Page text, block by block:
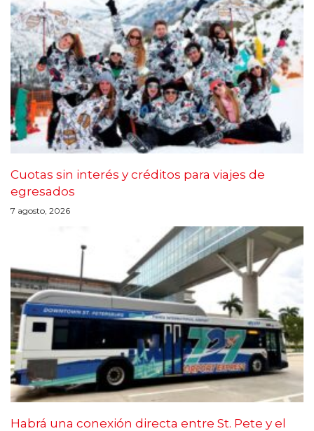
Cuotas sin interés y créditos para viajes de
egresados
7 agosto, 2026
Habrá una conexión directa entre St. Pete y el